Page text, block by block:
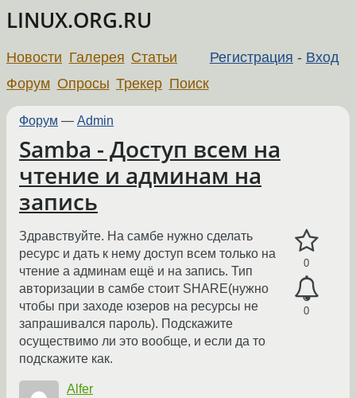
LINUX.ORG.RU
Регистрация - Вход
Новости Галерея Статьи
Форум Опросы Трекер Поиск
Форум — Admin
Samba - Доступ всем на
чтение и админам на
запись
0
0
Здравствуйте. На самбе нужно сделать
ресурс и дать к нему доступ всем только на
чтение а админам ещё и на запись. Тип
авторизации в самбе стоит SHARE(нужно
чтобы при заходе юзеров на ресурсы не
запрашивался пароль). Подскажите
осуществимо ли это вообще, и если да то
подскажите как.
Alfer